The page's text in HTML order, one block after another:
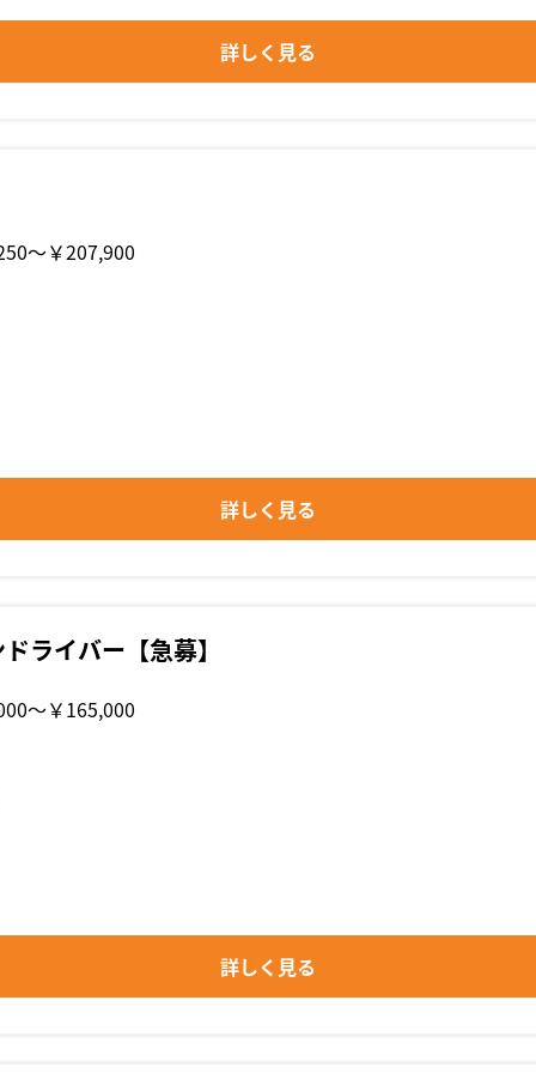
詳しく見る
〜￥207,900
詳しく見る
ライバー【急募】
〜￥165,000
詳しく見る